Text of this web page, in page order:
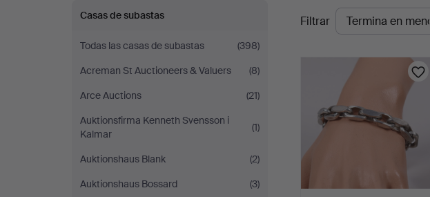
Casas de subastas
Todas las casas de subastas
(398)
Acreman St Auctioneers & Valuers
(8)
Arce Auctions
(21)
Auktionsfirma Kenneth Svensson i
Kalmar
(1)
Auktionshaus Blank
(2)
Auktionshaus Bossard
(3)
Subastas
en
Filtrar